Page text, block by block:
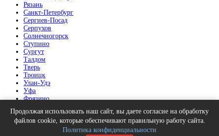
Продолжая использовать наш сайт, вы даете согласие на обработку
файлов cookie, которые обеспечивают правильную работу сайта.
Политика конфиденциальности
Рязань
Санкт-Петербург
Сергиев-Посад
Серпухов
Солнечногорск
Ступино
Сургут
Талдом
Тверь
Троицк
Улан-Удэ
Уфа
Фрязино
Челябинск
Щелково
Электрогорск